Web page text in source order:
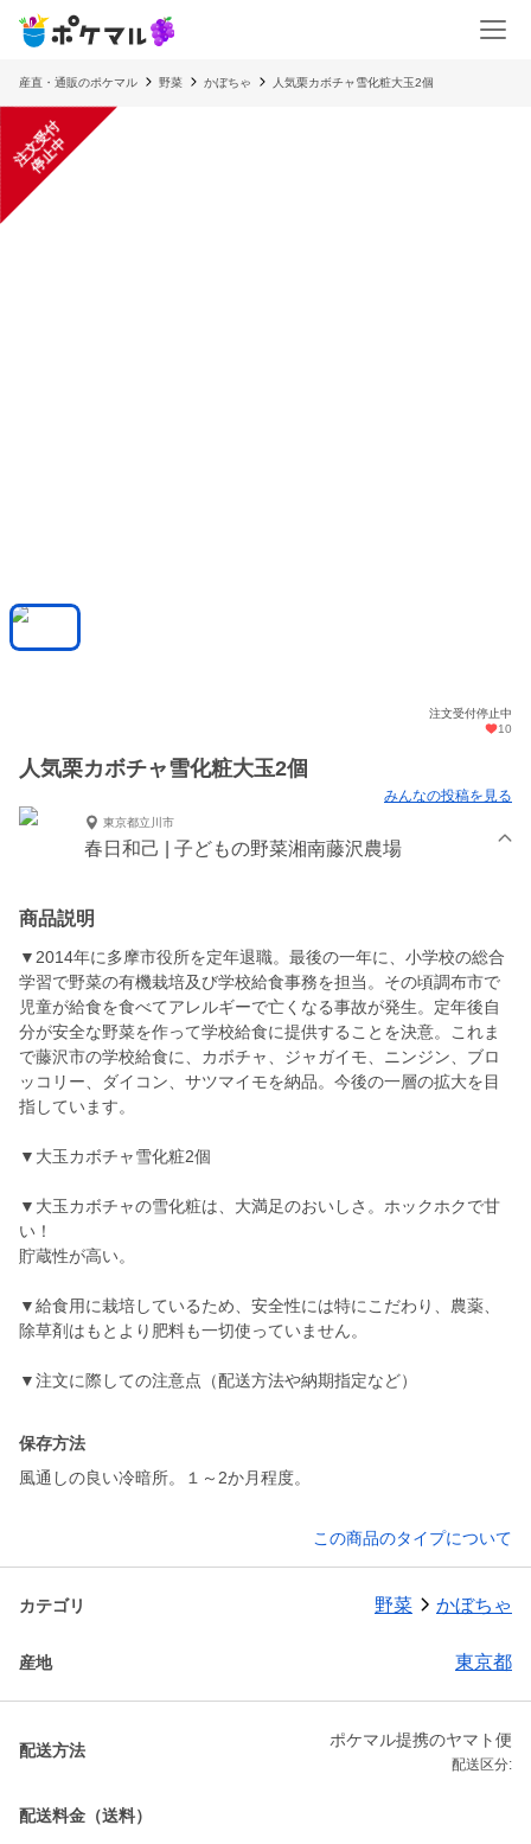
産直・通販のポケマル 野菜 かぼちゃ 人気栗カボチャ雪化粧大玉2個
注
文
受
付
停
止
中
注文受付停止中
10
人気栗カボチャ雪化粧大玉2個
みんなの投稿を見る
東京都立川市
春日和己 | 子どもの野菜湘南藤沢農場
商品説明
▼2014年に多摩市役所を定年退職。最後の一年に、小学校の総合
学習で野菜の有機栽培及び学校給食事務を担当。その頃調布市で
児童が給食を食べてアレルギーで亡くなる事故が発生。定年後自
分が安全な野菜を作って学校給食に提供することを決意。これま
で藤沢市の学校給食に、カボチャ、ジャガイモ、ニンジン、ブロ
ッコリー、ダイコン、サツマイモを納品。今後の一層の拡大を目
指しています。
▼大玉カボチャ雪化粧2個
▼大玉カボチャの雪化粧は、大満足のおいしさ。ホックホクで甘
い！
貯蔵性が高い。
▼給食用に栽培しているため、安全性には特にこだわり、農薬、
除草剤はもとより肥料も一切使っていません。
▼注文に際しての注意点（配送方法や納期指定など）
保存方法
風通しの良い冷暗所。１～2か月程度。
この商品のタイプについて
カテゴリ 野菜 かぼちゃ
産地 東京都
配送方法
ポケマル提携のヤマト便
配送区分:
配送料金（送料）